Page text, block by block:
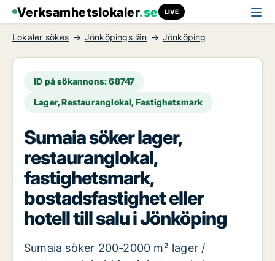
Verksamhetslokaler.se LIVE
Lokaler sökes Jönköpings län Jönköping
ID på sökannons: 68747
Lager, Restauranglokal, Fastighetsmark
Sumaia söker lager,
restauranglokal,
fastighetsmark,
bostadsfastighet eller
hotell till salu i Jönköping
Sumaia söker 200-2000 m² lager /